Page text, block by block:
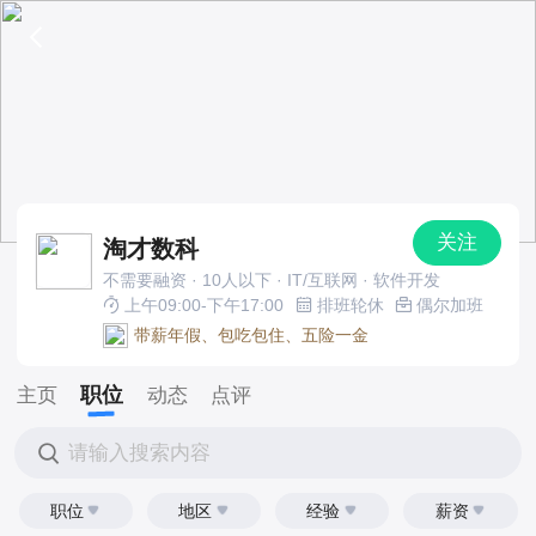
淘才数科 关注
不需要融资 · 10人以下 · IT/互联网 · 软件开发
上午09:00-下午17:00
排班轮休
偶尔加班
带薪年假、包吃包住、五险一金
主页 职位 动态 点评
请输入搜索内容
职位 地区 经验 薪资